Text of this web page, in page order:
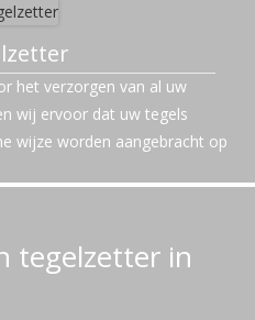
het verzorgen van al uw
wij ervoor dat uw tegels
wijze worden aangebracht op
tegelzetter in